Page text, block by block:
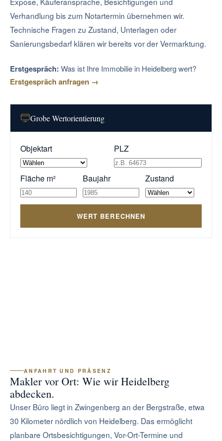
Verhandlung bis zum Notartermin übernehmen wir.
Technische Fragen zu Zustand, Unterlagen oder
Sanierungsbedarf klären wir bereits vor der Vermarktung.
Erstgespräch: Was ist Ihre Immobilie in Heidelberg wert?
Erstgespräch anfragen →
Grobe Wertorientierung
Objektart PLZ
Fläche m² Baujahr Zustand
WERT BERECHNEN
ANFAHRT UND PRÄSENZ
Makler vor Ort: Wie wir Heidelberg
abdecken.
Unser Büro liegt in Zwingenberg an der Bergstraße, etwa
30 Kilometer nördlich von Heidelberg. Das ermöglicht
planbare Ortsbesichtigungen, Vor-Ort-Termine und